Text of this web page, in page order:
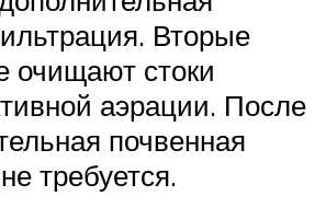
Вторые
очищают стоки
аэрации. После
почвенная
требуется.